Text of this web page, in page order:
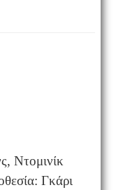
Ντομινίκ
Γκάρι